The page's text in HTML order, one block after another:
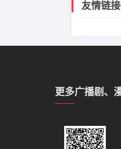
友情链接
更多广播剧、